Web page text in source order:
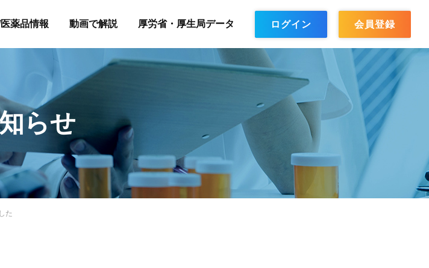
薬品情報 動画で解説 厚労省・厚生局データ ログイン 会員登録
らせ
た